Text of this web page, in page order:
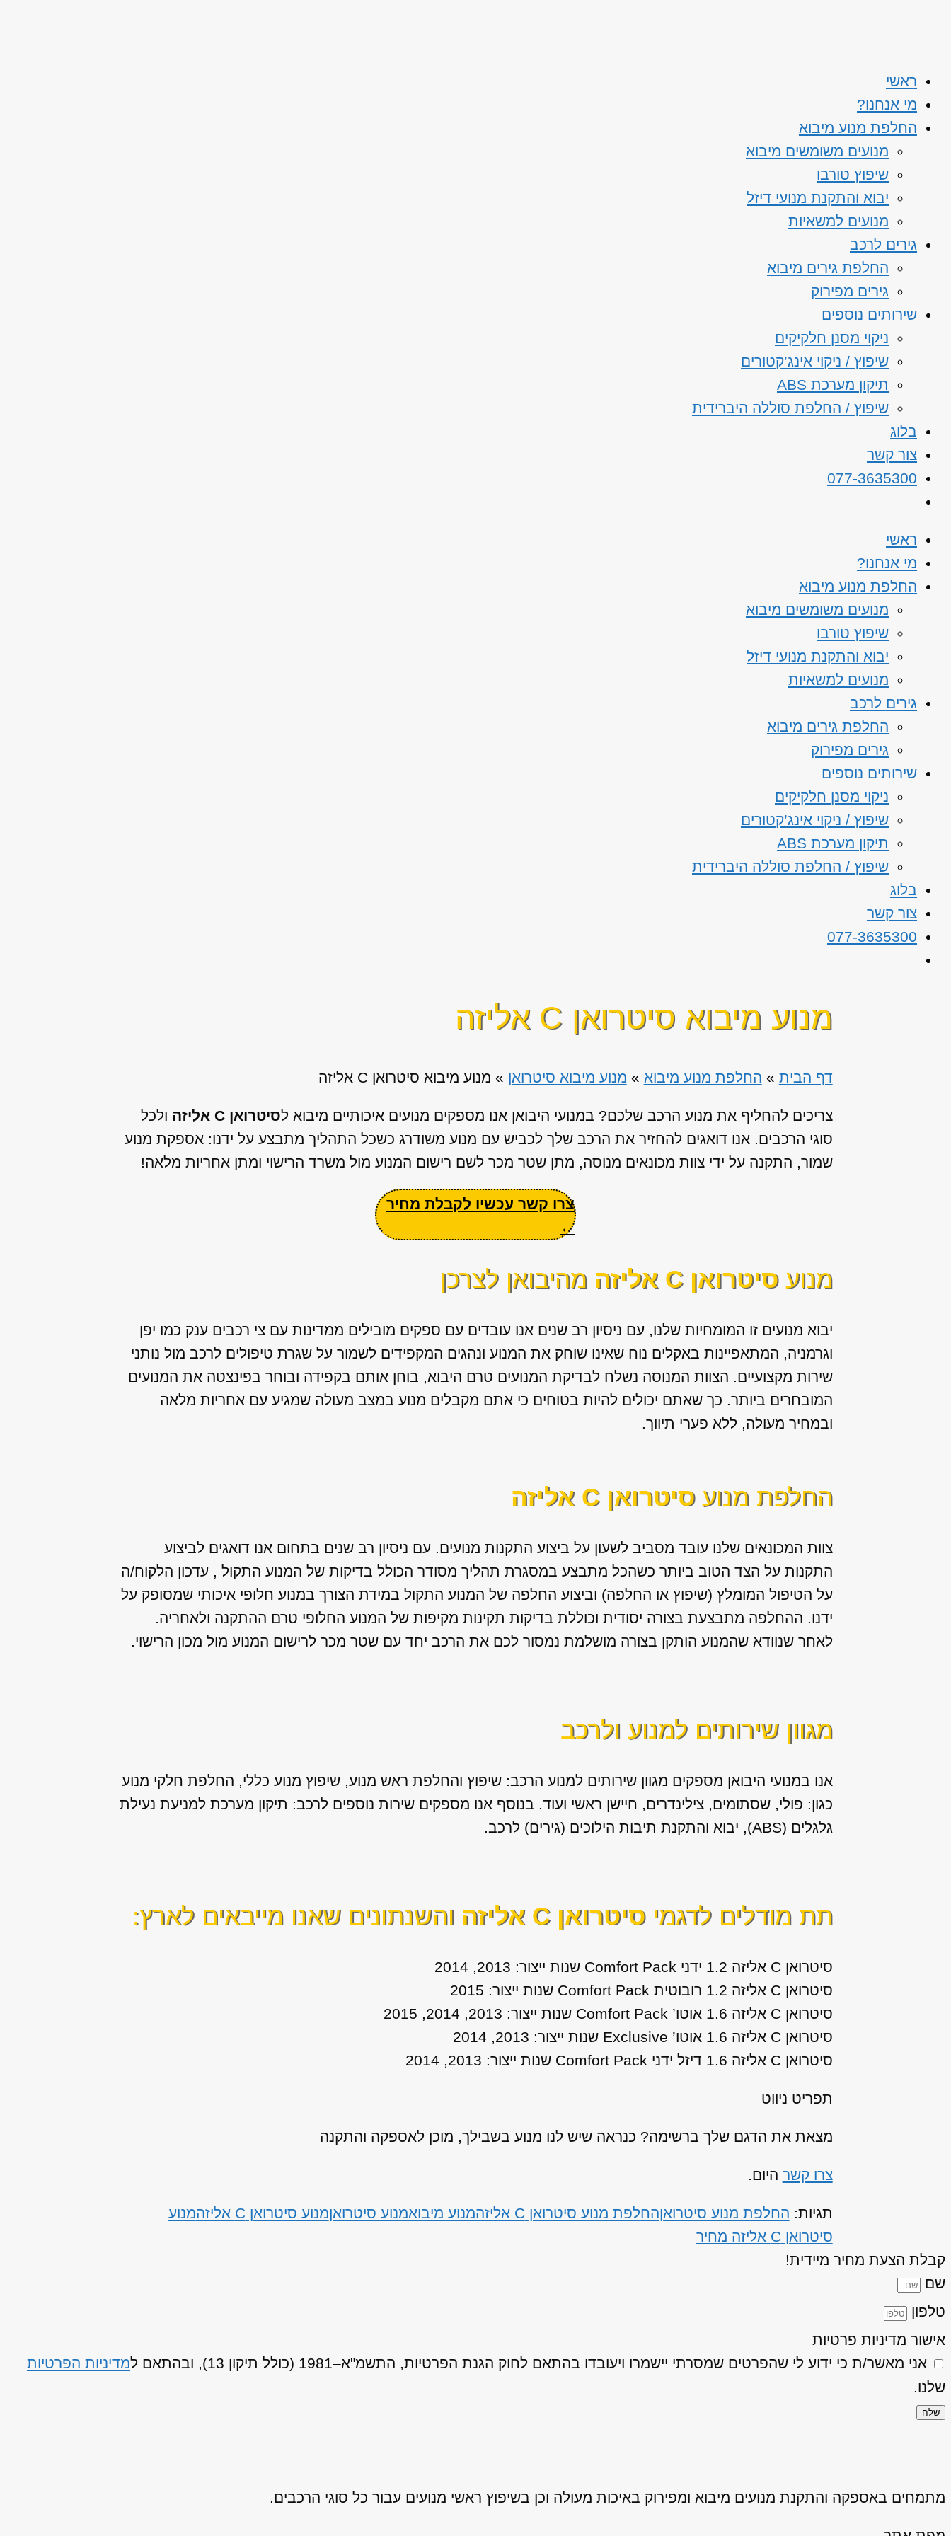
ראשי
מי אנחנו?
החלפת מנוע מיבוא
מנועים משומשים מיבוא
שיפוץ טורבו
יבוא והתקנת מנועי דיזל
מנועים למשאיות
גירים לרכב
החלפת גירים מיבוא
גירים מפירוק
שירותים נוספים
ניקוי מסנן חלקיקים
שיפוץ / ניקוי אינג’קטורים
תיקון מערכת ABS
שיפוץ / החלפת סוללה היברידית
בלוג
צור קשר
077-3635300
ראשי
מי אנחנו?
החלפת מנוע מיבוא
מנועים משומשים מיבוא
שיפוץ טורבו
יבוא והתקנת מנועי דיזל
מנועים למשאיות
גירים לרכב
החלפת גירים מיבוא
גירים מפירוק
שירותים נוספים
ניקוי מסנן חלקיקים
שיפוץ / ניקוי אינג’קטורים
תיקון מערכת ABS
שיפוץ / החלפת סוללה היברידית
בלוג
צור קשר
077-3635300
מנוע מיבוא סיטרואן C אליזה
דף הבית » החלפת מנוע מיבוא » מנוע מיבוא סיטרואן » מנוע מיבוא סיטרואן C אליזה
צריכים להחליף את מנוע הרכב שלכם? במנועי היבואן אנו מספקים מנועים איכותיים מיבוא לסיטרואן C אליזה
ולכל
סוגי הרכבים. אנו דואגים להחזיר את הרכב שלך לכביש עם מנוע משודרג כשכל התהליך מתבצע על ידנו: אספקת מנוע
שמור, התקנה על ידי צוות מכונאים מנוסה, מתן שטר מכר לשם רישום המנוע מול משרד הרישוי ומתן אחריות מלאה!
צרו קשר עכשיו לקבלת מחיר
←
מנועסיטרואן C אליזה מהיבואן לצרכן
יבוא מנועים זו המומחיות שלנו, עם ניסיון רב שנים אנו עובדים עם ספקים מובילים ממדינות עם צי רכבים ענק כמו יפן
וגרמניה, המתאפיינות באקלים נוח שאינו שוחק את המנוע ונהגים המקפידים לשמור על שגרת טיפולים לרכב מול נותני
שירות מקצועיים. הצוות המנוסה נשלח לבדיקת המנועים טרם היבוא, בוחן אותם בקפידה ובוחר בפינצטה את המנועים
המובחרים ביותר. כך שאתם יכולים להיות בטוחים כי אתם מקבלים מנוע במצב מעולה שמגיע עם אחריות מלאה
ובמחיר מעולה, ללא פערי תיווך.
החלפת מנועסיטרואן C אליזה
צוות המכונאים שלנו עובד מסביב לשעון על ביצוע התקנות מנועים. עם ניסיון רב שנים בתחום אנו דואגים לביצוע
התקנות על הצד הטוב ביותר כשהכל מתבצע במסגרת תהליך מסודר הכולל בדיקות של המנוע התקול , עדכון הלקוח/ה
על הטיפול המומלץ (שיפוץ או החלפה) וביצוע החלפה של המנוע התקול במידת הצורך במנוע חלופי איכותי שמסופק על
ידנו. ההחלפה מתבצעת בצורה יסודית וכוללת בדיקות תקינות מקיפות של המנוע החלופי טרם ההתקנה ולאחריה.
לאחר שנוודא שהמנוע הותקן בצורה מושלמת נמסור לכם את הרכב יחד עם שטר מכר לרישום המנוע מול מכון הרישוי.
מגוון שירותים למנוע ולרכב
אנו במנועי היבואן מספקים מגוון שירותים למנוע הרכב: שיפוץ והחלפת ראש מנוע, שיפוץ מנוע כללי, החלפת חלקי מנוע
כגון: פולי, שסתומים, צילינדרים, חיישן ראשי ועוד. בנוסף אנו מספקים שירות נוספים לרכב: תיקון מערכת למניעת נעילת
גלגלים (ABS), יבוא והתקנת תיבות הילוכים (גירים) לרכב.
תת מודלים לדגמיסיטרואן C אליזה והשנתונים שאנו מייבאים לארץ:
סיטרואן C אליזה 1.2 ידני Comfort Pack שנות ייצור: 2013, 2014
סיטרואן C אליזה 1.2 רובוטית Comfort Pack שנות ייצור: 2015
סיטרואן C אליזה 1.6 אוטו’ Comfort Pack שנות ייצור: 2013, 2014, 2015
סיטרואן C אליזה 1.6 אוטו’ Exclusive שנות ייצור: 2013, 2014
סיטרואן C אליזה 1.6 דיזל ידני Comfort Pack שנות ייצור: 2013, 2014
תפריט ניווט
מצאת את הדגם שלך ברשימה? כנראה שיש לנו מנוע בשבילך, מוכן לאספקה והתקנה
צרו קשר היום.
תגיות: החלפת מנוע סיטרואןהחלפת מנוע סיטרואן C אליזה מנוע מיבואמנוע סיטרואןמנוע סיטרואן C אליזה
מנוע
סיטרואן C אליזה מחיר
קבלת הצעת מחיר מיידית!
שם
טלפון
אישור מדיניות פרטיות
אני מאשר/ת כי ידוע לי שהפרטים שמסרתי יישמרו ויעובדו בהתאם לחוק הגנת הפרטיות, התשמ"א–1981 (כולל תיקון 13), ובהתאם ל
מדיניות הפרטיות
שלנו.
שלח
מתמחים באספקה והתקנת מנועים מיבוא ומפירוק באיכות מעולה וכן בשיפוץ ראשי מנועים עבור כל סוגי הרכבים.